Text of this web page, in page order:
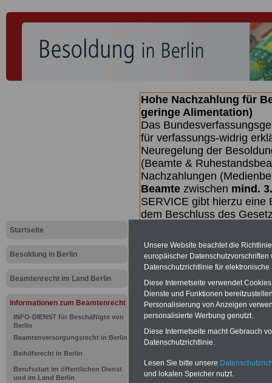
Startseite
Besoldung in Berlin
Beamtenrecht im Land Berlin
Informationen zum Beamtenrecht
INFO-DIENST für Beschäftigte von
Berlin
Beamtenversorgungsrecht in Berlin
Beihilferecht in Berlin
Berufsstart im öffentlichen Dienst
und im Land Berlin
Hohe Nachzahlung für
geringe Alimentation)
Das
für verfassungs-widrig
Neuregelung der
(Beamte &
Nachzahlungen
Beamte zwischen mind.
SERVICE gibt hierzu eine
dem Beschluss des
Broschüre.
des
BEHÖRDEN-ABOmit drei
und Beamte, Beamten-
(Bund/Länder) sowie Beihilferecht in
Ländern. Alle drei Ratgeber sind
Unsere Website beachtet die
europäischer
Datenschutzrichtlinie für
Diese Internetseite verwendet
Dienste und Funktionen
Personalisierung von Anzeigen
personalisierte Werbung genutzt.
Diese Internetseite macht Gebrauch
Datenschutzrichtlinie.
Lesen Sie bitte unsere
und lokalen Speicher nutzt.